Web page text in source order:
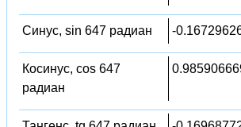
Синус, sin 647 радиан -
Косинус, cos 647
радиан